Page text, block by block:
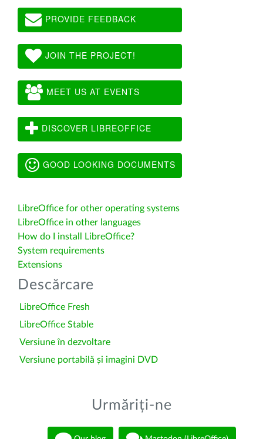
PROVIDE FEEDBACK
JOIN THE PROJECT!
MEET US AT EVENTS
DISCOVER LIBREOFFICE
GOOD LOOKING DOCUMENTS
LibreOffice for other operating systems
LibreOffice in other languages
How do I install LibreOffice?
System requirements
Extensions
Descărcare
LibreOffice Fresh
LibreOffice Stable
Versiune în dezvoltare
Versiune portabilă și imagini DVD
Urmăriți-ne